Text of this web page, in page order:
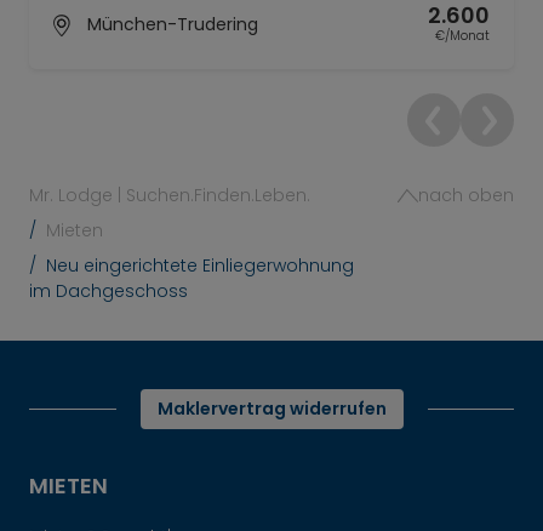
München-Trudering
2.600
€/Monat
Mr. Lodge | Suchen.Finden.Leben.
Mieten
Neu eingerichtete Einliegerwohnung
im Dachgeschoss
nach oben
Maklervertrag widerrufen
MIETEN